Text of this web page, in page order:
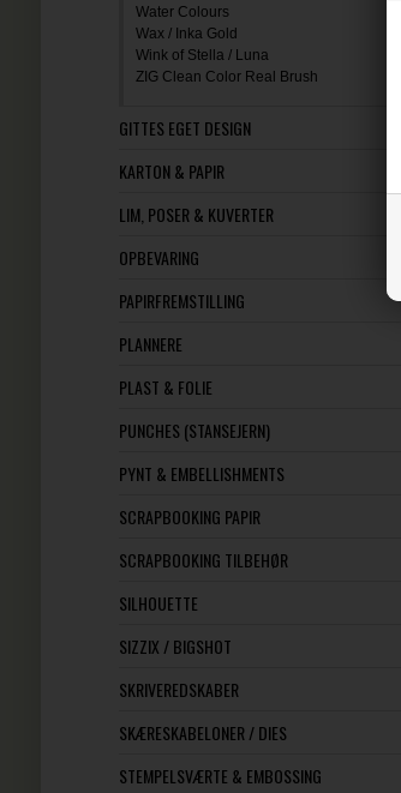
Water Colours
Wax / Inka Gold
Wink of Stella / Luna
ZIG Clean Color Real Brush
GITTES EGET DESIGN
KARTON & PAPIR
LIM, POSER & KUVERTER
OPBEVARING
PAPIRFREMSTILLING
PLANNERE
PLAST & FOLIE
PUNCHES (STANSEJERN)
PYNT & EMBELLISHMENTS
SCRAPBOOKING PAPIR
SCRAPBOOKING TILBEHØR
SILHOUETTE
SIZZIX / BIGSHOT
SKRIVEREDSKABER
SKÆRESKABELONER / DIES
STEMPELSVÆRTE & EMBOSSING